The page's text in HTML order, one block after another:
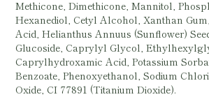
Methicone, Dimethicone, Mannitol,
Hexanediol, Cetyl Alcohol, Xanthan
Acid, Helianthus Annuus (Sunflower)
Glucoside, Caprylyl Glycol,
Caprylhydroxamic Acid, Potassium
Benzoate, Phenoxyethanol, Sodium
Oxide, CI 77891 (Titanium Dioxide).